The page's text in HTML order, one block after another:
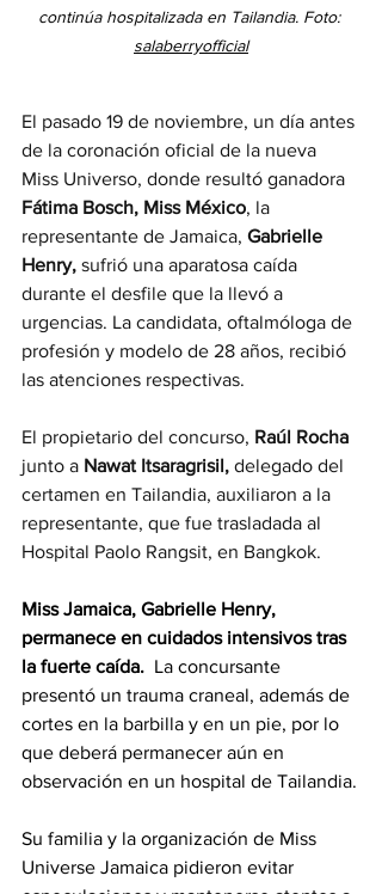
continúa hospitalizada en Tailandia. Foto:
salaberryofficial
El pasado 19 de noviembre, un día antes
de la coronación oficial de la nueva
Miss Universo, donde resultó ganadora
Fátima Bosch, Miss México, la
representante de Jamaica, Gabrielle
Henry, sufrió una aparatosa caída
durante el desfile que la llevó a
urgencias. La candidata, oftalmóloga de
profesión y modelo de 28 años, recibió
las atenciones respectivas.
El propietario del concurso, Raúl Rocha
junto a Nawat Itsaragrisil, delegado del
certamen en Tailandia, auxiliaron a la
representante, que fue trasladada al
Hospital Paolo Rangsit, en Bangkok.
Miss Jamaica, Gabrielle Henry,
permanece en cuidados intensivos tras
la fuerte caída. La concursante
presentó un trauma craneal, además de
cortes en la barbilla y en un pie, por lo
que deberá permanecer aún en
observación en un hospital de Tailandia.
Su familia y la organización de Miss
Universe Jamaica pidieron evitar